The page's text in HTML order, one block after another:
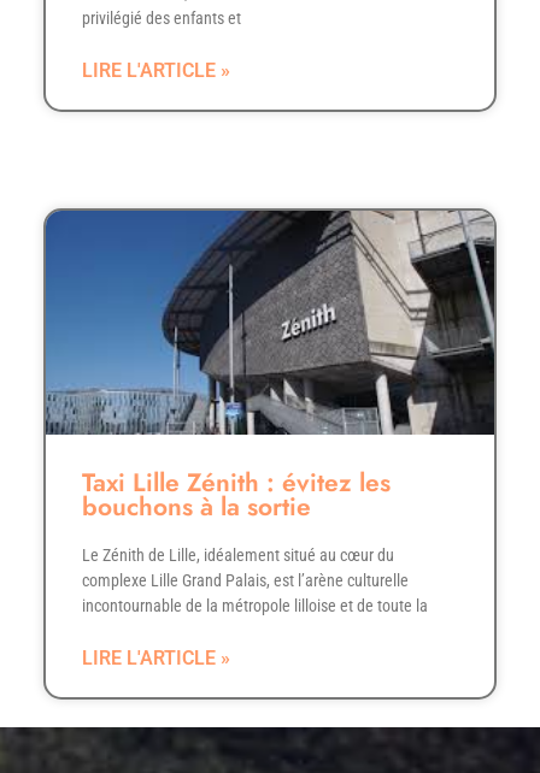
privilégié des enfants et
LIRE L'ARTICLE »
Taxi Lille Zénith : évitez les
bouchons à la sortie
Le Zénith de Lille, idéalement situé au cœur du
complexe Lille Grand Palais, est l’arène culturelle
incontournable de la métropole lilloise et de toute la
LIRE L'ARTICLE »